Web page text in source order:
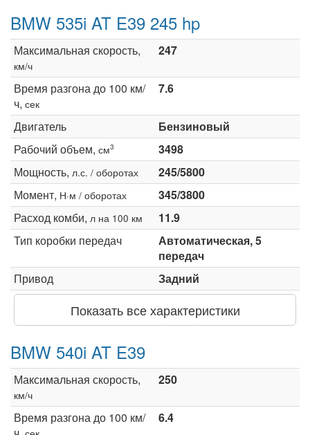
BMW 535i AT E39 245 hp
Максимальная скорость,
км/ч
247
Время разгона до 100 км/
ч, сек
7.6
Двигатель
Бензиновый
Рабочий объем, см3
3498
Мощность, л.с. / оборотах
245/5800
Момент, Н·м / оборотах
345/3800
Расход комби, л на 100 км
11.9
Тип коробки передач
Автоматическая, 5
передач
Привод
Задний
Показать все характеристики
BMW 540i AT E39
Максимальная скорость,
км/ч
250
Время разгона до 100 км/
6.4